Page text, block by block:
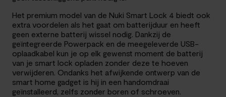
Het premium model van de Nuki Smart Lock 4 biedt ook
extra voordelen als het gaat om batterijduur en heeft
geen externe batterij wissel nodig. Dankzij de
geïntegreerde Powerpack en de meegeleverde USB-
oplaadkabel kun je op elk gewenst moment de batterij
van je smart lock opladen zonder deze te hoeven
verwijderen. Ondanks het afwijkende ontwerp van de
smart home gadget is hij in een handomdraai
geïnstalleerd, zelfs zonder boren of schroeven.